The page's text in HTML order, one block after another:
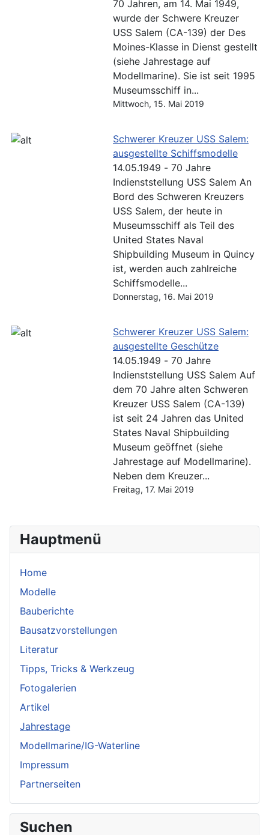
Hauptmenü
Home
Modelle
Bauberichte
Bausatzvorstellungen
Literatur
Tipps, Tricks & Werkzeug
Fotogalerien
Artikel
Jahrestage
Modellmarine/IG-Waterline
Impressum
Partnerseiten
Suchen
70 Jahren, am 14. Mai 1949,
wurde der Schwere Kreuzer
USS Salem (CA-139) der Des
Moines-Klasse in Dienst gestellt
(siehe Jahrestage auf
Modellmarine). Sie ist seit 1995
Museumsschiff in...
Mittwoch, 15. Mai 2019
Schwerer Kreuzer USS Salem:
ausgestellte Schiffsmodelle
14.05.1949 - 70 Jahre
Indienststellung USS Salem An
Bord des Schweren Kreuzers
USS Salem, der heute in
Museumsschiff als Teil des
United States Naval
Shipbuilding Museum in Quincy
ist, werden auch zahlreiche
Schiffsmodelle...
Donnerstag, 16. Mai 2019
Schwerer Kreuzer USS Salem:
ausgestellte Geschütze
14.05.1949 - 70 Jahre
Indienststellung USS Salem Auf
dem 70 Jahre alten Schweren
Kreuzer USS Salem (CA-139)
ist seit 24 Jahren das United
States Naval Shipbuilding
Museum geöffnet (siehe
Jahrestage auf Modellmarine).
Neben dem Kreuzer...
Freitag, 17. Mai 2019